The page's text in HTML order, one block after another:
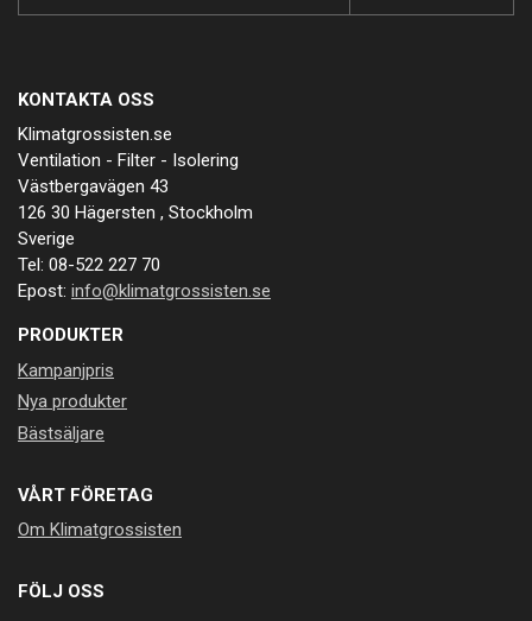
KONTAKTA OSS
Klimatgrossisten.se
Ventilation - Filter - Isolering
Västbergavägen 43
126 30 Hägersten , Stockholm
Sverige
Tel: 08-522 227 70
Epost: info@klimatgrossisten.se
PRODUKTER
Kampanjpris
Nya produkter
Bästsäljare
VÅRT FÖRETAG
Om Klimatgrossisten
FÖLJ OSS